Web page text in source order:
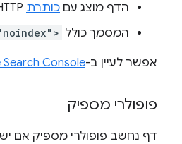
הדף מוצג עם כותרת
המסמך כולל
אפשר לעיין ב-Console
פופולרי מספיק
דף נחשב פופולרי מספיק אם